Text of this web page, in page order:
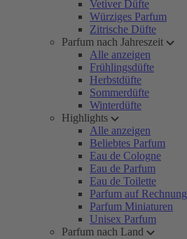
Vetiver Düfte
Würziges Parfum
Zitrische Düfte
Parfum nach Jahreszeit
Alle anzeigen
Frühlingsdüfte
Herbstdüfte
Sommerdüfte
Winterdüfte
Highlights
Alle anzeigen
Beliebtes Parfum
Eau de Cologne
Eau de Parfum
Eau de Toilette
Parfum auf Rechnung
Parfum Miniaturen
Unisex Parfum
Parfum nach Land